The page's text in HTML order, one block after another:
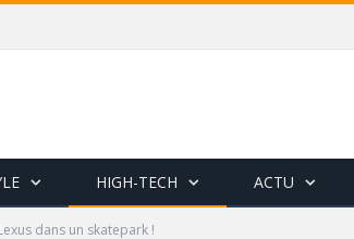
HIGH-TECH ACTU
dans un skatepark !